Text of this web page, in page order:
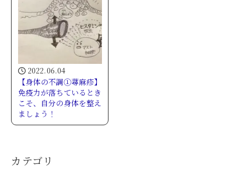
2022.06.04
【身体の不調①蕁麻疹】
免疫力が落ちているとき
こそ、自分の身体を整え
ましょう！
カテゴリ